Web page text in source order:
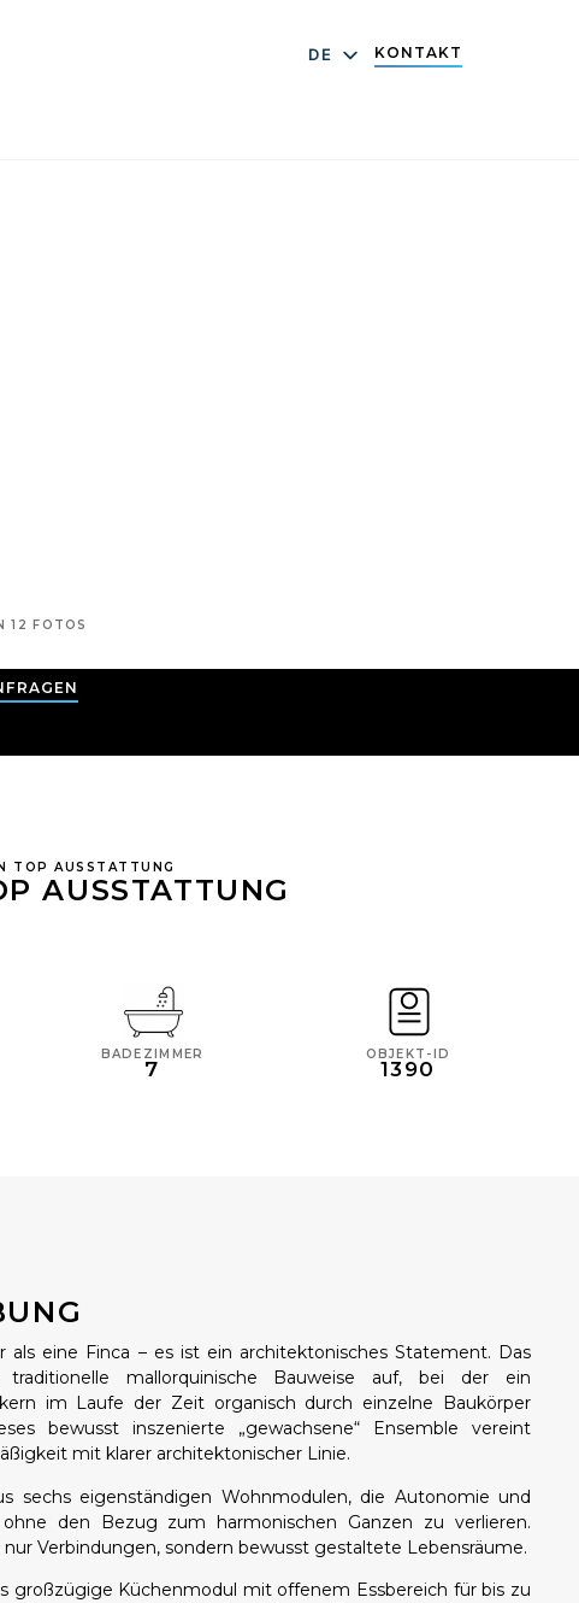
DE KONTAKT
12 FOTOS
TOP AUSSTATTUNG
AUSSTATTUNG
BADEZIMMER
7
OBJEKT-ID
1390
als eine Finca – es ist ein architektonisches Statement. Das
mallorquinische Bauweise auf, bei der ein
im Laufe der Zeit organisch durch einzelne Baukörper
bewusst inszenierte „gewachsene“ Ensemble vereint
mit klarer architektonischer Linie.
sechs eigenständigen Wohnmodulen, die Autonomie und
den Bezug zum harmonischen Ganzen zu verlieren.
Verbindungen, sondern bewusst gestaltete Lebensräume.
großzügige Küchenmodul mit offenem Essbereich für bis zu